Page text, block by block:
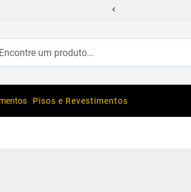
um produto...
Pisos e Revestimentos